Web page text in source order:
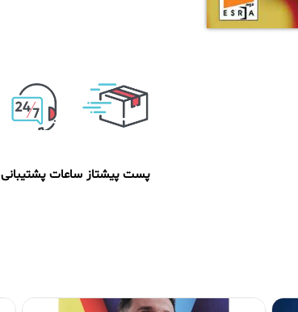
پست پیشتاز ساعات پشتیبانی 10 الی 20